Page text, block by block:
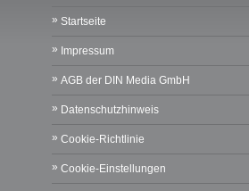
Startseite
Impressum
AGB der DIN Media GmbH
Datenschutzhinweis
Cookie-Richtlinie
Cookie-Einstellungen